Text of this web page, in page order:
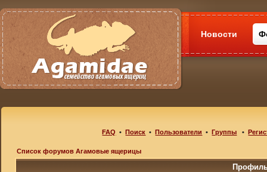
Новости
FAQ •Поиск •Пользователи •Группы •
Список форумов Агамовые ящерицы